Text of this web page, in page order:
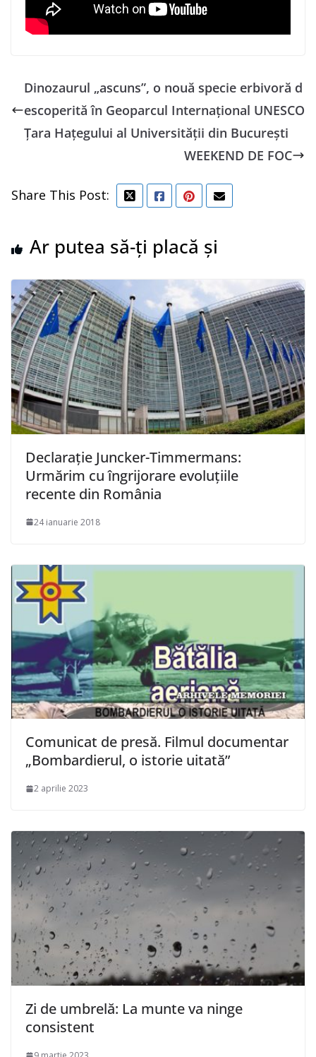
Dinozaurul „ascuns”, o nouă specie erbivoră d
escoperită în Geoparcul Internațional UNESCO
Țara Hațegului al Universității din București
WEEKEND DE FOC
Share This Post:
Ar putea să-ți placă și
Declaraţie Juncker-Timmermans:
Urmărim cu îngrijorare evoluţiile
recente din România
24 ianuarie 2018
Comunicat de presă. Filmul documentar
„Bombardierul, o istorie uitată”
2 aprilie 2023
Zi de umbrelă: La munte va ninge
consistent